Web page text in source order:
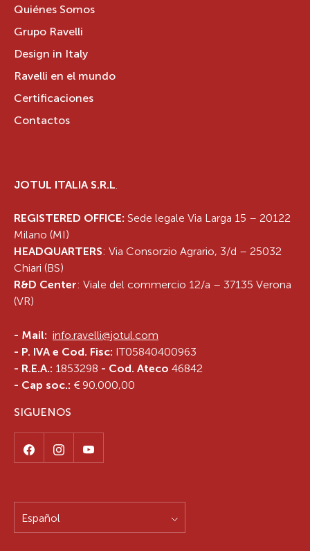
Quiénes Somos
Grupo Ravelli
Design in Italy
Ravelli en el mundo
Certificaciones
Contactos
JOTUL ITALIA S.R.L.
REGISTERED OFFICE: Sede legale Via Larga 15 – 20122
Milano (MI)
HEADQUARTERS: Via Consorzio Agrario, 3/d – 25032
Chiari (BS)
R&D Center: Viale del commercio 12/a – 37135 Verona
(VR)
- Mail: info.ravelli@jotul.com
- P. IVA e Cod. Fisc: IT05840400963
- R.E.A.: 1853298 - Cod. Ateco 46842
- Cap soc.: € 90.000,00
SIGUENOS
Español